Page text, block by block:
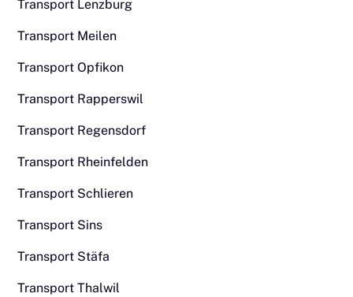
Transport Lenzburg
Transport Meilen
Transport Opfikon
Transport Rapperswil
Transport Regensdorf
Transport Rheinfelden
Transport Schlieren
Transport Sins
Transport Stäfa
Transport Thalwil